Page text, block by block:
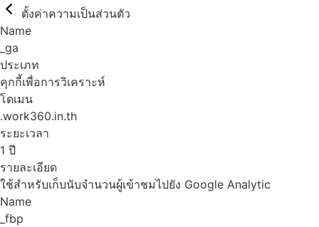
ตั้งค่าความเป็นส่วนตัว
Name
_ga
ประเภท
คุกกี้เพื่อการวิเคราะห์
โดเมน
.work360.in.th
ระยะเวลา
1 ปี
รายละเอียด
ใช้สำหรับเก็บนับจำนวนผู้เข้าชมไปยัง Google Analytic
Name
_fbp